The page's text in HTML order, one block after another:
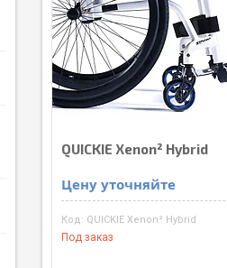
QUICKIE Xenon² Hybrid
Цену уточняйте
QUICKIE Xenon² Hybrid
Под заказ